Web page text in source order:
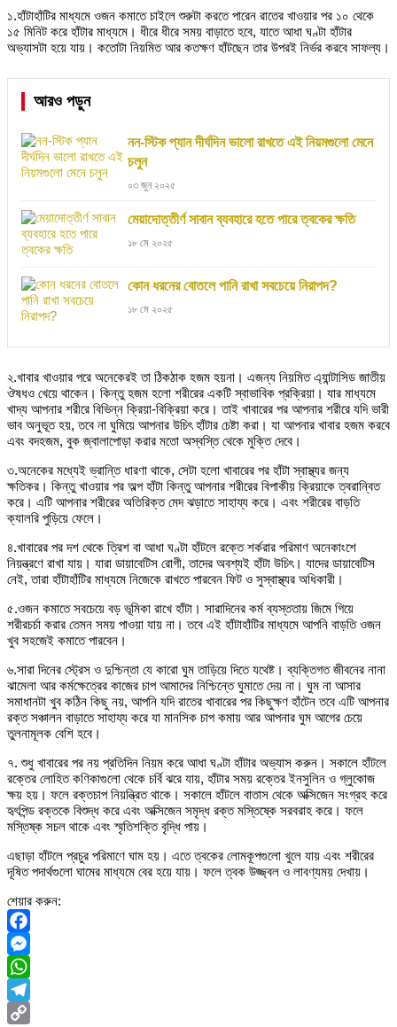
১.হাঁটাহাঁটির মাধ্যমে ওজন কমাতে চাইলে শুরুটা করতে পারেন রাতের খাওয়ার পর ১০ থেকে
১৫ মিনিট করে হাঁটার মাধ্যমে। ধীরে ধীরে সময় বাড়াতে হবে, যাতে আধা ঘণ্টা হাঁটার
অভ্যাসটা হয়ে যায়। কতোটা নিয়মিত আর কতক্ষণ হাঁটছেন তার উপরই নির্ভর করবে সাফল্য।
আরও পড়ুন
নন-স্টিক প্যান দীর্ঘদিন ভালো রাখতে এই নিয়মগুলো মেনে
চলুন
০৩ জুন ২০২৫
মেয়াদোত্তীর্ণ সাবান ব্যবহারে হতে পারে ত্বকের ক্ষতি
১৮ মে ২০২৫
কোন ধরনের বোতলে পানি রাখা সবচেয়ে নিরাপদ?
১৮ মে ২০২৫
২.খাবার খাওয়ার পরে অনেকেরই তা ঠিকঠাক হজম হয়না। এজন্য নিয়মিত এ্যান্টাসিড জাতীয়
ঔষধও খেয়ে থাকেন। কিন্তু হজম হলো শরীরের একটি স্বাভাবিক প্রক্রিয়া। যার মাধ্যমে
খাদ্য আপনার শরীরে বিভিন্ন ক্রিয়া-বিক্রিয়া করে। তাই খাবারের পর আপনার শরীরে যদি ভারী
ভাব অনুভূত হয়, তবে না ঘুমিয়ে আপনার উচিৎ হাঁটার চেষ্টা করা। যা আপনার খাবার হজম করবে
এবং বদহজম, বুক জ্বালাপোড়া করার মতো অস্বস্তি থেকে মুক্তি দেবে।
৩.অনেকের মধ্যেই ভ্রান্তি ধারণা থাকে, সেটা হলো খাবারের পর হাঁটা স্বাস্থ্যর জন্য
ক্ষতিকর। কিন্তু খাওয়ার পর অল্প হাঁটা কিন্তু আপনার শরীরের বিপাকীয় ক্রিয়াকে ত্বরান্বিত
করে। এটি আপনার শরীরের অতিরিক্ত মেদ ঝড়াতে সাহায্য করে। এবং শরীরের বাড়তি
ক্যালরি পুড়িয়ে ফেলে।
৪.খাবারের পর দশ থেকে ত্রিশ বা আধা ঘণ্টা হাঁটলে রক্তে শর্করার পরিমাণ অনেকাংশে
নিয়ন্ত্রণে রাখা যায়। যারা ডায়াবেটিস রোগী, তাদের অবশ্যই হাঁটা উচিৎ। যাদের ডায়াবেটিস
নেই, তারা হাঁটাহাঁটির মাধ্যমে নিজেকে রাখতে পারবেন ফিট ও সুস্বাস্থ্যর অধিকারী।
৫.ওজন কমাতে সবচেয়ে বড় ভূমিকা রাখে হাঁটা। সারাদিনের কর্ম ব্যস্ততায় জিমে গিয়ে
শরীরচর্চা করার তেমন সময় পাওয়া যায় না। তবে এই হাঁটাহাঁটির মাধ্যমে আপনি বাড়তি ওজন
খুব সহজেই কমাতে পারবেন।
৬.সারা দিনের স্ট্রেস ও দুশ্চিন্তা যে কারো ঘুম তাড়িয়ে দিতে যথেষ্ট। ব্যক্তিগত জীবনের নানা
ঝামেলা আর কর্মক্ষেত্রের কাজের চাপ আমাদের নিশ্চিন্তে ঘুমাতে দেয় না। ঘুম না আসার
সমাধানটা খুব কঠিন কিছু নয়, আপনি যদি রাতের খাবারের পর কিছুক্ষণ হাঁটেন তবে এটি আপনার
রক্ত সঞ্চালন বাড়াতে সাহায্য করে যা মানসিক চাপ কমায় আর আপনার ঘুম আগের চেয়ে
তুলনামূলক বেশি হবে।
৭. শুধু খাবারের পর নয় প্রতিদিন নিয়ম করে আধা ঘণ্টা হাঁটার অভ্যাস করুন। সকালে হাঁটলে
রক্তের লোহিত কণিকাগুলো থেকে চর্বি ঝরে যায়, হাঁটার সময় রক্তের ইনসুলিন ও গ্লুকোজ
ক্ষয় হয়। ফলে রক্তচাপ নিয়ন্ত্রিত থাকে। সকালে হাঁটলে বাতাস থেকে অক্সিজেন সংগ্রহ করে
হৃৎপিন্ড রক্তকে বিশুদ্ধ করে এবং অক্সিজেন সমৃদ্ধ রক্ত মস্তিষ্কে সরবরাহ করে। ফলে
মস্তিষ্ক সচল থাকে এবং স্মৃতিশক্তি বৃদ্ধি পায়।
এছাড়া হাঁটলে প্রচুর পরিমাণে ঘাম হয়। এতে ত্বকের লোমকূপগুলো খুলে যায় এবং শরীরের
দূষিত পদার্থগুলো ঘামের মাধ্যমে বের হয়ে যায়। ফলে ত্বক উজ্জ্বল ও লাবণ্যময় দেখায়।
শেয়ার করুন:
Facebook
Messenger
WhatsApp
Telegram